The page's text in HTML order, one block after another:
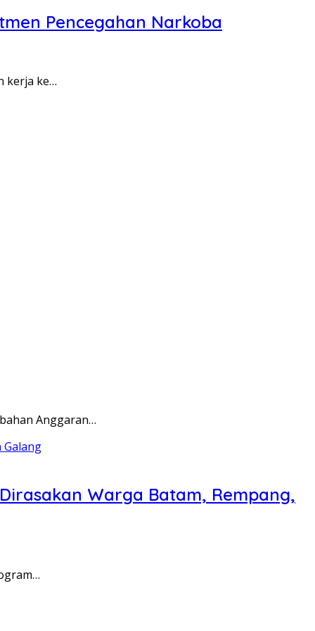
Pencegahan Narkoba
kerja ke…
Anggaran…
Warga Batam, Rempang,